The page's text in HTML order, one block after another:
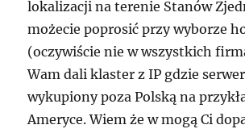
lokalizacji na terenie Stanów
możecie poprosić przy wyborze
(oczywiście nie w wszystkich
Wam dali klaster z IP gdzie
wykupiony poza Polską na
Ameryce. Wiem że w mogą Ci